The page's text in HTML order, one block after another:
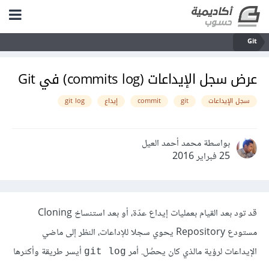
Git
عرض سجل الإيداعات (commits log) في Git
سجل الإيداعات git
commit إيداع git log
بواسطة محمد أحمد العيل
25 فبراير 2016
قد تود بعد القيام بعمليات إيداع عدّة، أو بعد استنساخ Cloning
مستودع Repository يحوي سجلا للإداعات، النظر إلى ماضي
الإيداعات لرؤية مالذي كان يحصُل. أمر git log أيسر طريقة وأكثرها